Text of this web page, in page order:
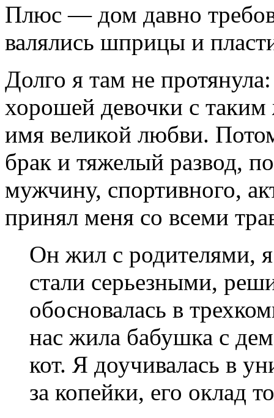
Плюс — дом давно
валялись шприцы и
Долго я там не
хорошей девочки с
имя великой любви.
брак и тяжелый развод,
мужчину, спортивного,
принял меня со всеми
Он жил с родителями,
стали серьезными,
обосновалась в
нас жила бабушка с
кот. Я доучивалась в
за копейки, его оклад